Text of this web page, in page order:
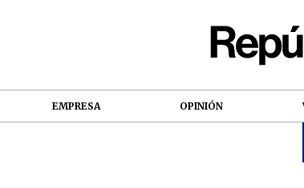
EMPRESA OPINIÓN